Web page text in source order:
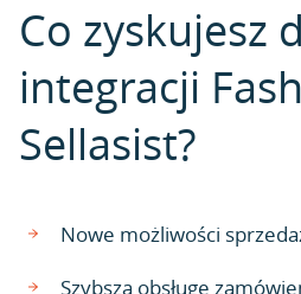
Co zyskujesz
integracji
Sellasist?
Nowe możliwości
Szybszą obsługę